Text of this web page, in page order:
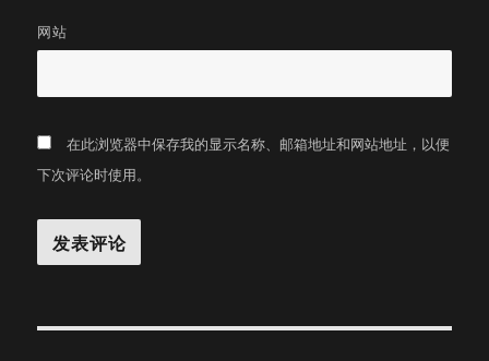
网站
在此浏览器中保存我的显示名称、邮箱地址和网站地址，以便
下次评论时使用。